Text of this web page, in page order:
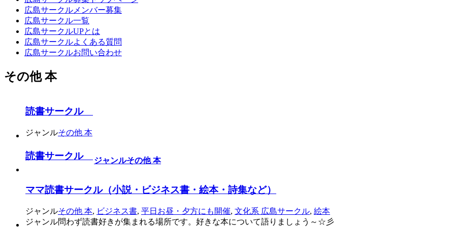
広島サークルメンバー募集
広島サークル一覧
広島サークルUPとは
広島サークルよくある質問
広島サークルお問い合わせ
その他 本
読書サークル
ジャンルその他 本
読書サークル ジャンルその他 本
ママ読書サークル（小説・ビジネス書・絵本・詩集など）
ジャンルその他 本, ビジネス書, 平日お昼・夕方にも開催, 文化系 広島サークル, 絵本
ジャンル問わず読書好きが集まれる場所です。好きな本について語りましょう～☆彡